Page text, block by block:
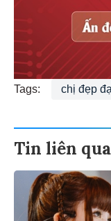
Tags: chị đẹp
Tin liên